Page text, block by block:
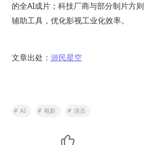
的全AI成片；科技厂商与部分制片方
辅助工具，优化影视工业化效率。
文章出处： 游民星空
# AI # 电影 # 演员